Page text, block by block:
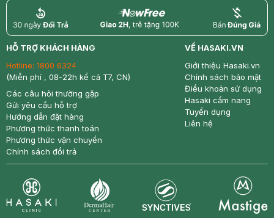
return nowfree price
HỖ TRỢ KHÁCH HÀNG
Hotline: 1800 6324
(Miễn phí , 08-22h kể cả T7, CN)
Các câu hỏi thường gặp
Gửi yêu cầu hỗ trợ
Hướng dẫn đặt hàng
Phương thức thanh toán
Phương thức vận chuyển
Chính sách đổi trả
VỀ HASAKI.VN
Giới thiệu Hasaki.vn
Chính sách bảo mật
Điều khoản sử dụng
Hasaki cẩm nang
Tuyển dụng
Liên hệ